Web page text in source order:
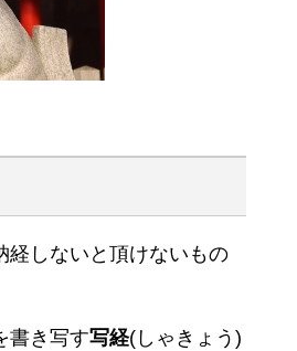
経しないと頂けないもの
書き写す写経(しゃきょう)